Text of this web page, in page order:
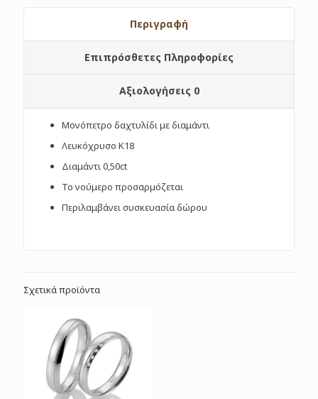
Περιγραφή
Επιπρόσθετες Πληροφορίες
Αξιολογήσεις 0
Μονόπετρο δαχτυλίδι με διαμάντι
Λευκόχρυσο Κ18
Διαμάντι 0,50ct
Το νούμερο προσαρμόζεται
Περιλαμβάνει συσκευασία δώρου
Σχετικά προϊόντα